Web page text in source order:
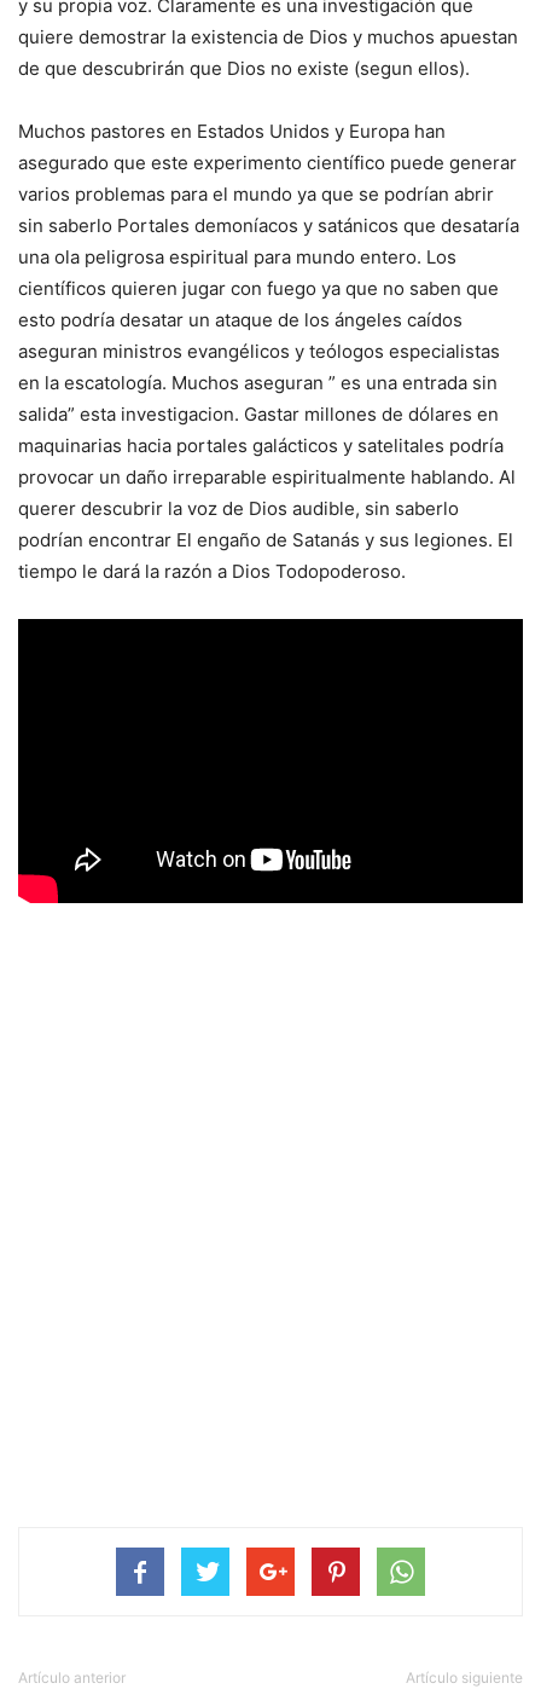
y su propia voz. Claramente es una investigación que
quiere demostrar la existencia de Dios y muchos apuestan
de que descubrirán que Dios no existe (segun ellos).
Muchos pastores en Estados Unidos y Europa han
asegurado que este experimento científico puede generar
varios problemas para el mundo ya que se podrían abrir
sin saberlo Portales demoníacos y satánicos que desataría
una ola peligrosa espiritual para mundo entero. Los
científicos quieren jugar con fuego ya que no saben que
esto podría desatar un ataque de los ángeles caídos
aseguran ministros evangélicos y teólogos especialistas
en la escatología. Muchos aseguran ” es una entrada sin
salida” esta investigacion. Gastar millones de dólares en
maquinarias hacia portales galácticos y satelitales podría
provocar un daño irreparable espiritualmente hablando. Al
querer descubrir la voz de Dios audible, sin saberlo
podrían encontrar El engaño de Satanás y sus legiones. El
tiempo le dará la razón a Dios Todopoderoso.
Artículo anterior Artículo siguiente